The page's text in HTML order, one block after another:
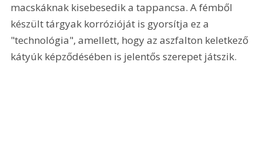
macskáknak kisebesedik a tappancsa. A fémből
készült tárgyak korrózióját is gyorsítja ez a
"technológia", amellett, hogy az aszfalton keletkező
kátyúk képződésében is jelentős szerepet játszik.